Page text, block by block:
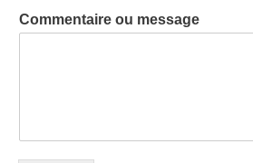
Commentaire ou message